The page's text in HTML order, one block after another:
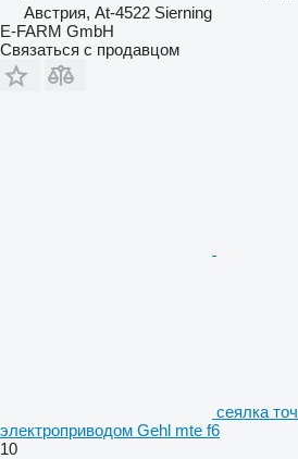
Австрия, At-4522 Sierning
E-FARM GmbH
Связаться с продавцом
сеялка
электроприводом Gehl mte f6
10